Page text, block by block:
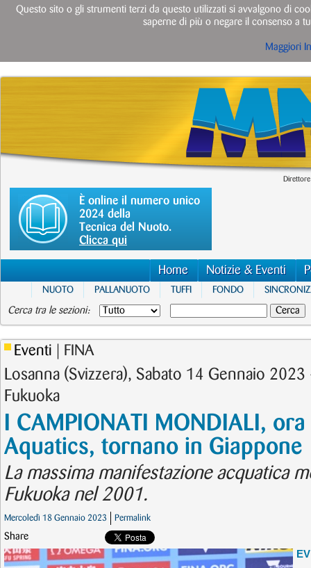
È online il numero unico
2024 della
Tecnica del Nuoto.
Clicca qui
Home Notizie & Eventi
NUOTO PALLANUOTO TUFFI FONDO
Cerca tra le sezioni:
Eventi | FINA
Losanna (Svizzera), Sabato 14 Gennaio
Fukuoka
I CAMPIONATI MONDIALI,
Aquatics, tornano in Giappone
La massima manifestazione acquatica
Fukuoka nel 2001.
Mercoledì 18 Gennaio 2023 Permalink
Share
Questo sito o gli strumenti terzi da questo utilizzati si avvalgono di
saperne di più o negare il consenso a
Maggiori